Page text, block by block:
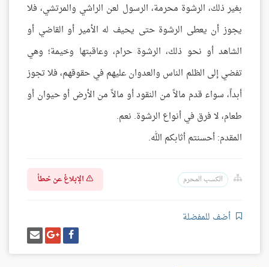
بغير ذلك، الرشوة محرمة، الرسول لعن الراشي والمرتشي، فلا
يجوز أن يعطى الرشوة حتى يحيف له الأمير أو القاضي أو
الشاهد أو نحو ذلك، الرشوة حرام، وعاقبتها وخيمة؛ وهي
تفضي إلى الظلم الناس والعدوان عليهم في حقوقهم، فلا تجوز
أبداً، سواء قدم مالاً من النقود أو مالاً من الأرض أو حيوان أو
طعام، لا فرق في أنواع الرشوة. نعم.
المقدم: أحسنتم أثابكم الله.
الكسب المحرم الإبلاغ عن خطأ
أضف للمفضلة
شارك
على
فيسبوك
شارك
على
غوغل
بلس
إرسل
إيميل